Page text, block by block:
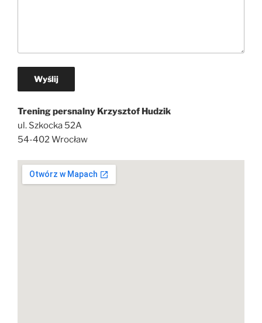
Trening persnalny Krzysztof Hudzik
ul. Szkocka 52A
54-402 Wrocław